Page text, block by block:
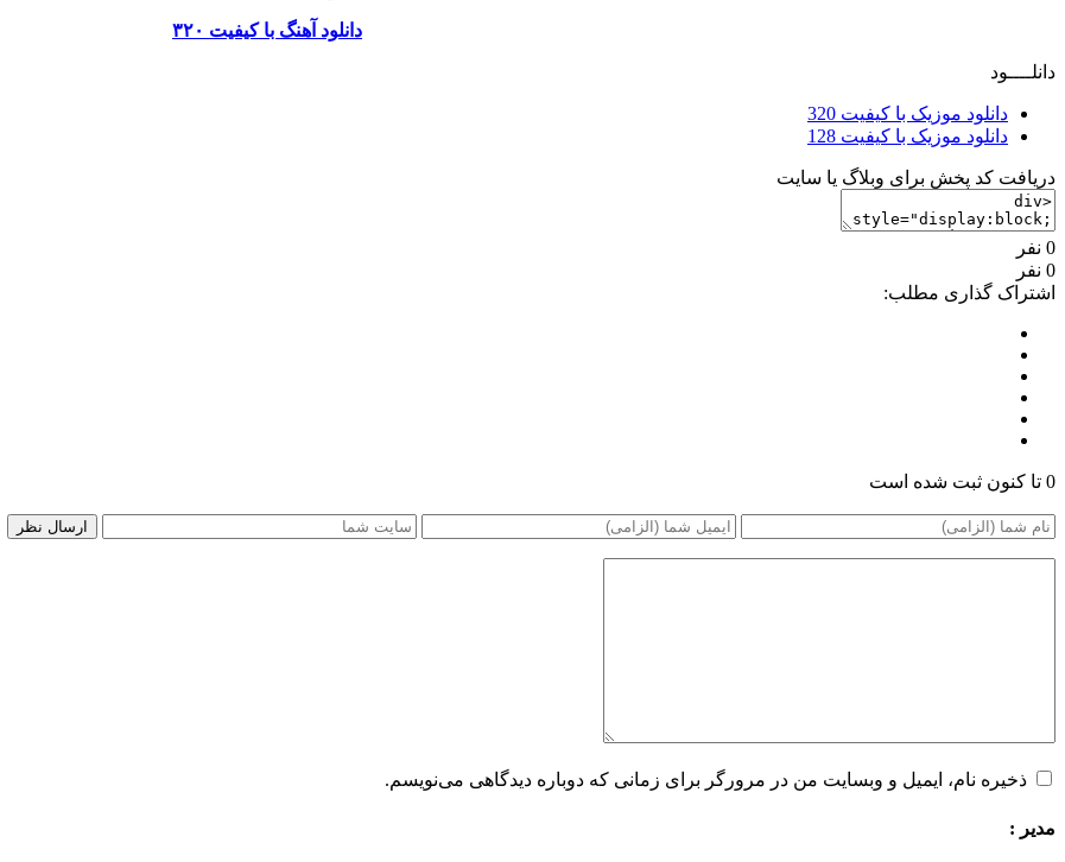
دانلود آهنگ با کیفیت ۳۲۰
دانلــــود
دانلود موزیک با کیفیت 320
دانلود موزیک با کیفیت 128
دریافت کد پخش برای وبلاگ یا سایت
0 نفر
0 نفر
اشتراک گذاری مطلب:
0 تا کنون ثبت شده است
ذخیره نام، ایمیل و وبسایت من در مرورگر برای زمانی که دوباره دیدگاهی می‌نویسم.
مدیر :